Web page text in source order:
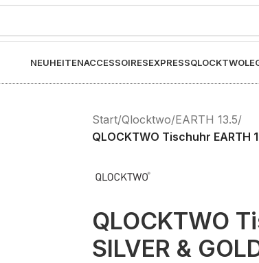
NEUHEITENACCESSOIRESEXPRESSQLOCKTWO
Start/Qlocktwo/EARTH 13.5/
QLOCKTWO Tischuhr EARTH
QLOCKTWO
SILVER &